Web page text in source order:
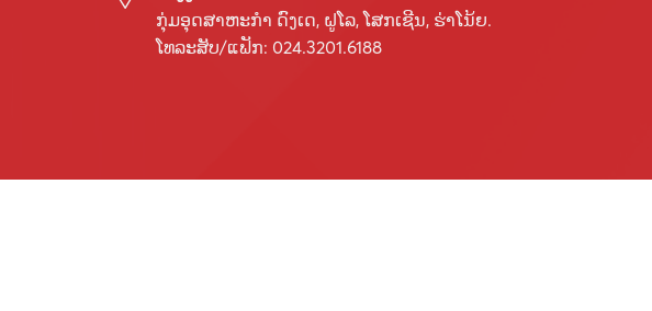
ກຸ່ມ​ອຸດ​ສາ​ຫະ​ກຳ ດົງ​ເດ, ຝູ​ໂລ, ໂສກ​ເຊີນ, ຮ່າ​ໂນ້ຍ.
ໂທລະສັບ/ແຟັກ: 024.3201.6188